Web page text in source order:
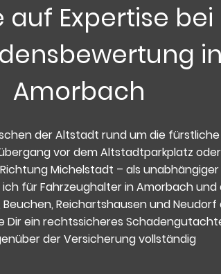
auf Expertise
in
Amorbach
der Altstadt rund um die fürstliche
vor dem Altstadtparkplatz
Michelstadt – als unabhängiger
für Fahrzeughalter in Amorbach und
Reichartshausen und Neudorf
Dir ein rechtssicheres
der Versicherung vollständig